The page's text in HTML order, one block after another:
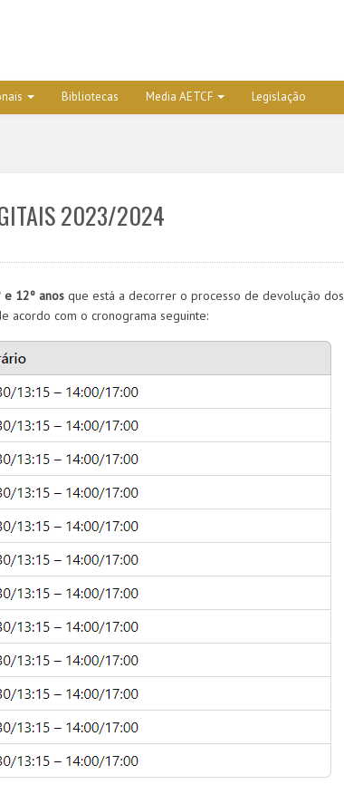
Bibliotecas Media AETCF Legislação
2023/2024
e 12º anos que está a decorrer o processo de devolução dos
acordo com o cronograma seguinte: